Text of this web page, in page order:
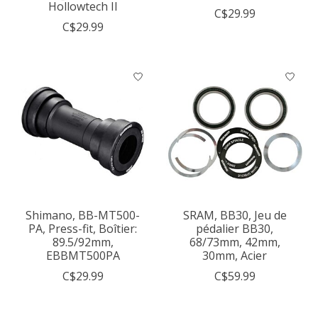
Hollowtech II
C$29.99
C$29.99
Shimano, BB-MT500-
PA, Press-fit, Boîtier:
89.5/92mm,
EBBMT500PA
C$29.99
SRAM, BB30, Jeu de
pédalier BB30,
68/73mm, 42mm,
30mm, Acier
C$59.99